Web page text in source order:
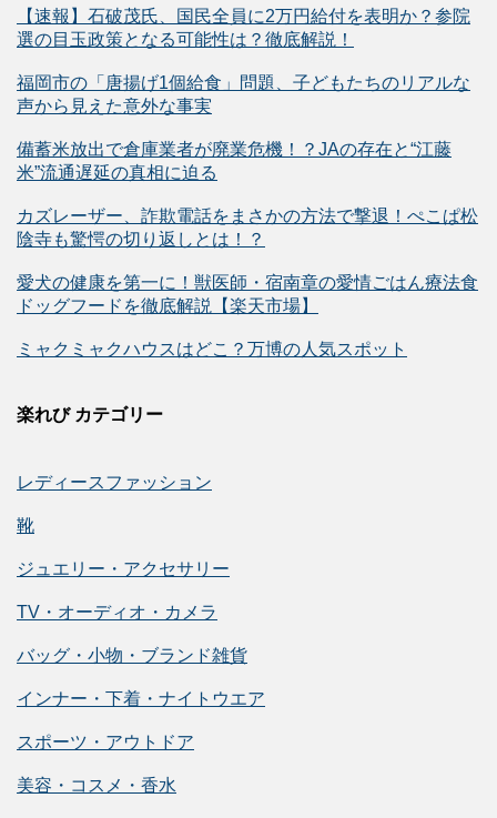
【速報】石破茂氏、国民全員に2万円給付を表明か？参院
選の目玉政策となる可能性は？徹底解説！
福岡市の「唐揚げ1個給食」問題、子どもたちのリアルな
声から見えた意外な事実
備蓄米放出で倉庫業者が廃業危機！？JAの存在と“江藤
米”流通遅延の真相に迫る
カズレーザー、詐欺電話をまさかの方法で撃退！ぺこぱ松
陰寺も驚愕の切り返しとは！？
愛犬の健康を第一に！獣医師・宿南章の愛情ごはん療法食
ドッグフードを徹底解説【楽天市場】
ミャクミャクハウスはどこ？万博の人気スポット
楽れび カテゴリー
レディースファッション
靴
ジュエリー・アクセサリー
TV・オーディオ・カメラ
バッグ・小物・ブランド雑貨
インナー・下着・ナイトウエア
スポーツ・アウトドア
美容・コスメ・香水